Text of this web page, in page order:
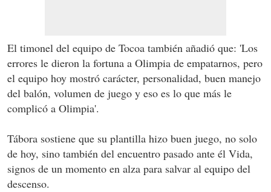
El timonel del equipo de Tocoa también añadió que: 'Los
errores le dieron la fortuna a Olimpia de empatarnos, pero
el equipo hoy mostró carácter, personalidad, buen manejo
del balón, volumen de juego y eso es lo que más le
complicó a Olimpia'.
Tábora sostiene que su plantilla hizo buen juego, no solo
de hoy, sino también del encuentro pasado ante él Vida,
signos de un momento en alza para salvar al equipo del
descenso.